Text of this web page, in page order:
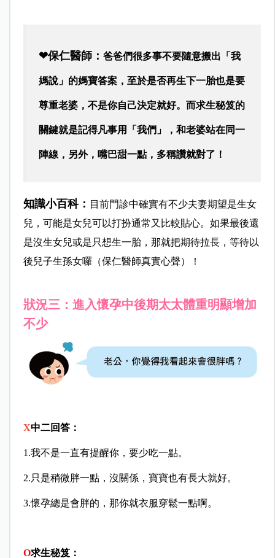
❤保仁醫師： 爸爸們很多事不要隨意搬出「我
媽說」的媽寶答案，至於是否再生下一胎也是要
尊重老婆，不是你自己決定就好。而求生秘笈的
關鍵就是記得凡事用「我們」，和老婆站在同一
陣線，另外，嘴巴甜一點，多稱讚就對了！
知識小百科： 目前門診中確實有不少夫妻期望是生女
兒，可能是女兒可以打扮通常又比較貼心。如果最後還
是沒生女兒或是只想生一胎，那就把期待拉長，等待以
後兒子生孫女囉（保仁醫師真實心聲）！
狀況三：進入懷孕中後期太太體重明顯增加
不少
X中二回答：
1.我不是一直有提醒你，要少吃一點。
2.只是稍微胖一點，沒關係，寶寶也有長大就好。
3.懷孕總是會胖的，那你就衣服穿鬆一點啊。
O求生秘笈：